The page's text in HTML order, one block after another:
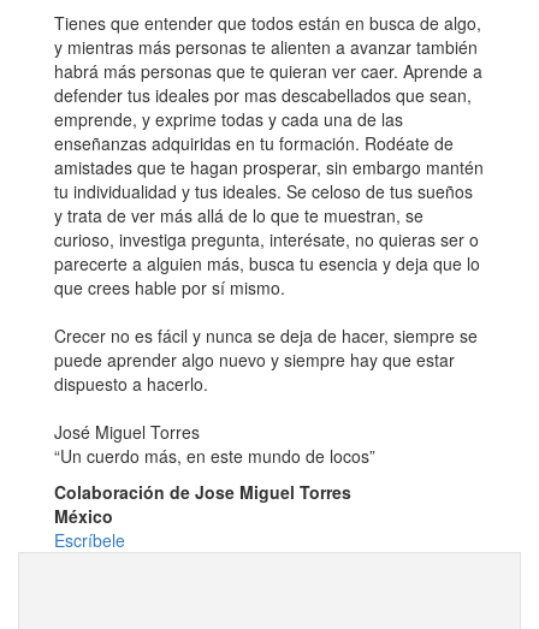
Tienes que entender que todos están en busca de algo,
y mientras más personas te alienten a avanzar también
habrá más personas que te quieran ver caer. Aprende a
defender tus ideales por mas descabellados que sean,
emprende, y exprime todas y cada una de las
enseñanzas adquiridas en tu formación. Rodéate de
amistades que te hagan prosperar, sin embargo mantén
tu individualidad y tus ideales. Se celoso de tus sueños
y trata de ver más allá de lo que te muestran, se
curioso, investiga pregunta, interésate, no quieras ser o
parecerte a alguien más, busca tu esencia y deja que lo
que crees hable por sí mismo.
Crecer no es fácil y nunca se deja de hacer, siempre se
puede aprender algo nuevo y siempre hay que estar
dispuesto a hacerlo.
José Miguel Torres
“Un cuerdo más, en este mundo de locos”
Colaboración de Jose Miguel Torres
México
Escríbele